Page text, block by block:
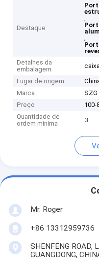
Destaque
,
,
Detalhes da
embalagem
Lugar de origem
Marca
SZG
Preço
100-
Quantidade de
ordem mínima
3
Mr. Roger
+86 13312959736
SHENFENG ROAD,
GUANGDONG,